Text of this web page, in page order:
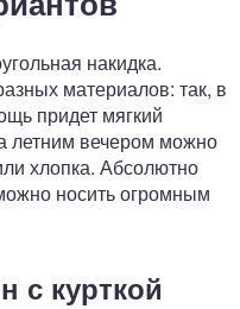
накидка.
материалов: так, в
придет мягкий
вечером можно
хлопка. Абсолютно
носить огромным
с курткой